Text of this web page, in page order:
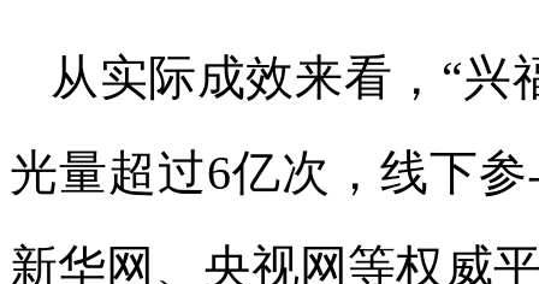
从实际成效来看，“兴
光量超过6亿次，线下
新华网、央视网等权威